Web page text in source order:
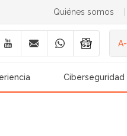
Quiénes somos
A-
Ciberseguridad